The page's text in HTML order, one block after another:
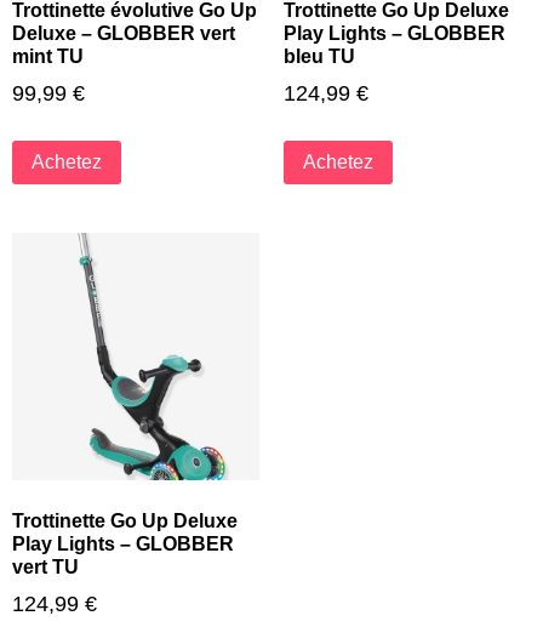
Trottinette évolutive Go Up
Deluxe – GLOBBER vert
mint TU
99,99 €
Achetez
Trottinette Go Up Deluxe
Play Lights – GLOBBER
bleu TU
124,99 €
Achetez
Trottinette Go Up Deluxe
Play Lights – GLOBBER
vert TU
124,99 €